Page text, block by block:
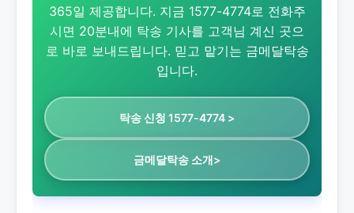
365일 제공합니다. 지금 1577-4774로 전화주
시면 20분내에 탁송 기사를 고객님 계신 곳으
로 바로 보내드립니다. 믿고 맡기는 금메달탁송
입니다.
탁송 신청 1577-4774 >
금메달탁송 소개>